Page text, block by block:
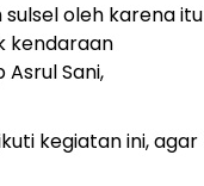
oleh karena itu
kendaraan
Sani,
kegiatan ini, agar